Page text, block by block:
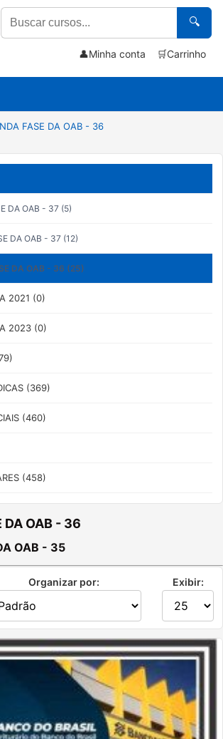
🔍
👤Minha conta 🛒Carrinho
FASE DA OAB - 36
DA OAB - 37 (5)
DA OAB - 37 (12)
DA OAB - 36 (25)
2021 (0)
2023 (0)
(369)
(460)
(458)
DA OAB - 36
OAB - 35
Organizar por: Exibir: